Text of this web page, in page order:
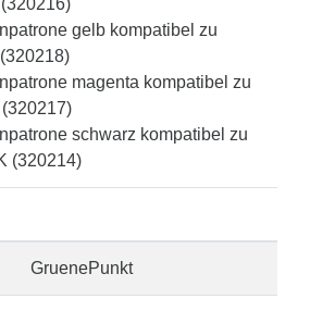
gelb kompatibel zu
magenta kompatibel zu
schwarz kompatibel zu
(320214)
GruenePunkt